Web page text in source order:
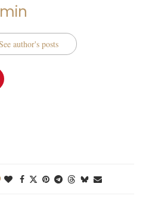
author's posts